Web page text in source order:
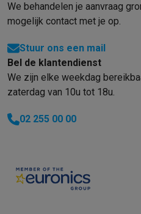
We behandelen je aanvraag
mogelijk contact met je op.
Stuur ons een mail
Bel de klantendienst
We zijn elke weekdag
zaterdag van 10u tot 18u.
02 255 00 00